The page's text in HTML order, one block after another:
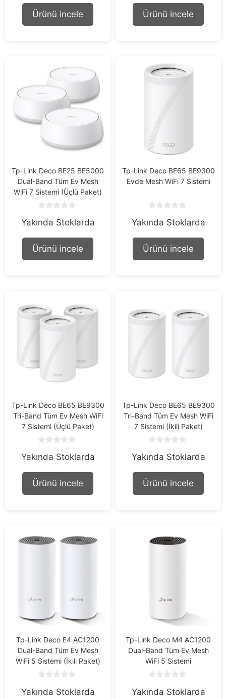
t
f
Ürünü incele
t
f
Ürünü incele
Tp-Link Deco BE25 BE5000
Dual-Band Tüm Ev Mesh
WiFi 7 Sistemi (Üçlü Paket)
o
t
f
Yakında Stoklarda
Ürünü incele
Tp-Link Deco BE65 BE9300
Evde Mesh WiFi 7 Sistemi
o
t
f
Yakında Stoklarda
Ürünü incele
Tp-Link Deco BE65 BE9300
Tri-Band Tüm Ev Mesh WiFi
7 Sistemi (Üçlü Paket)
o
t
f
Yakında Stoklarda
Ürünü incele
Tp-Link Deco BE65 BE9300
Tri-Band Tüm Ev Mesh WiFi
7 Sistemi (İkili Paket)
o
t
f
Yakında Stoklarda
Ürünü incele
Tp-Link Deco E4 AC1200
Dual-Band Tüm Ev Mesh
WiFi 5 Sistemi (İkili Paket)
o
Yakında Stoklarda
Tp-Link Deco M4 AC1200
Dual-Band Tüm Ev Mesh
WiFi 5 Sistemi
o
Yakında Stoklarda